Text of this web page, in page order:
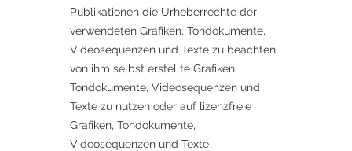
Publikationen die Urheberrechte der
verwendeten Grafiken, Tondokumente,
Videosequenzen und Texte zu beachten,
von ihm selbst erstellte Grafiken,
Tondokumente, Videosequenzen und
Texte zu nutzen oder auf lizenzfreie
Grafiken, Tondokumente,
Videosequenzen und Texte